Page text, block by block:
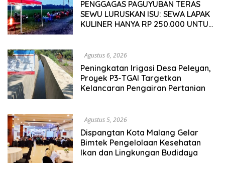
PENGGAGAS PAGUYUBAN TERAS
SEWU LURUSKAN ISU: SEWA LAPAK
KULINER HANYA RP 250.000 UNTUK
Agustus 6, 2026
Peningkatan Irigasi Desa Peleyan,
Proyek P3-TGAI Targetkan
Kelancaran Pengairan Pertanian
Agustus 5, 2026
Dispangtan Kota Malang Gelar
Bimtek Pengelolaan Kesehatan
Ikan dan Lingkungan Budidaya